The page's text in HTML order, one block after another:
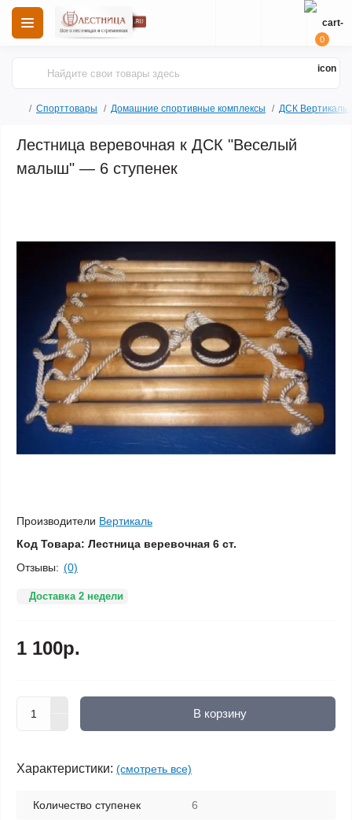
0
Спорттовары Домашние спортивные комплексы ДСК Вертикаль
Лестница веревочная к ДСК "Веселый
малыш" — 6 ступенек
Производители Вертикаль
Код Товара: Лестница веревочная 6 ст.
Отзывы: (0)
Доставка 2 недели
1 100р.
В корзину
Характеристики: (смотреть все)
Количество ступенек 6